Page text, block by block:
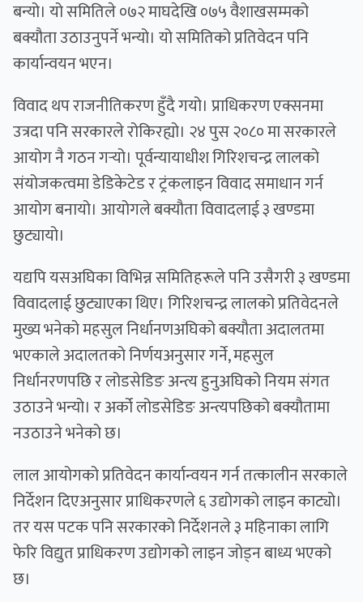
बन्यो। यो समितिले ०७२ माघदेखि ०७५ वैशाखसम्मको
बक्यौता उठाउनुपर्ने भन्यो। यो समितिको प्रतिवेदन पनि
कार्यान्वयन भएन।
विवाद थप राजनीतिकरण हुँदै गयो। प्राधिकरण एक्सनमा
उत्रदा पनि सरकारले रोकिरह्यो। २४ पुस २०८० मा सरकारले
आयोग नै गठन गर्‍यो। पूर्वन्यायाधीश गिरिशचन्द्र लालको
संयोजकत्वमा डेडिकेटेड र ट्रंकलाइन विवाद समाधान गर्न
आयोग बनायो। आयोगले बक्यौता विवादलाई ३ खण्डमा
छुट्यायो।
यद्यपि यसअघिका विभिन्न समितिहरूले पनि उसैगरी ३ खण्डमा
विवादलाई छुट्याएका थिए। गिरिशचन्द्र लालको प्रतिवेदनले
मुख्य भनेको महसुल निर्धानणअघिको बक्यौता अदालतमा
भएकाले अदालतको निर्णयअनुसार गर्ने, महसुल
निर्धानरणपछि र लोडसेडिङ अन्त्य हुनुअघिको नियम संगत
उठाउने भन्यो। र अर्को लोडसेडिङ अन्त्यपछिको बक्यौतामा
नउठाउने भनेको छ।
लाल आयोगको प्रतिवेदन कार्यान्वयन गर्न तत्कालीन सरकाले
निर्देशन दिएअनुसार प्राधिकरणले ६ उद्योगको लाइन काट्यो।
तर यस पटक पनि सरकारको निर्देशनले ३ महिनाका लागि
फेरि विद्युत प्राधिकरण उद्योगको लाइन जोड्न बाध्य भएको
छ।